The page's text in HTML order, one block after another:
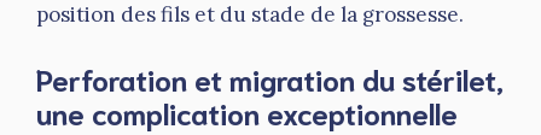
position des fils et du stade de la grossesse.
Perforation et migration du stérilet,
une complication exceptionnelle